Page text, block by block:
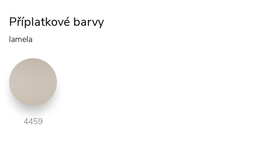
Příplatkové barvy
lamela
4459